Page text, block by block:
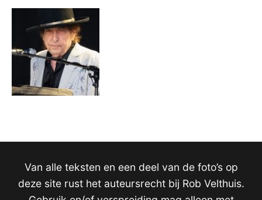
Van alle teksten en een deel van de foto’s op
deze site rust het auteursrecht bij Rob Velthuis.